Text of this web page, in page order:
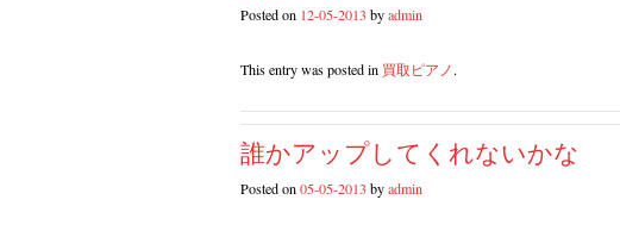
Posted on 12-05-2013byadmin
This entry was posted in 買取ピアノ.
誰かアップしてくれないかな
Posted on05-05-2013byadmin